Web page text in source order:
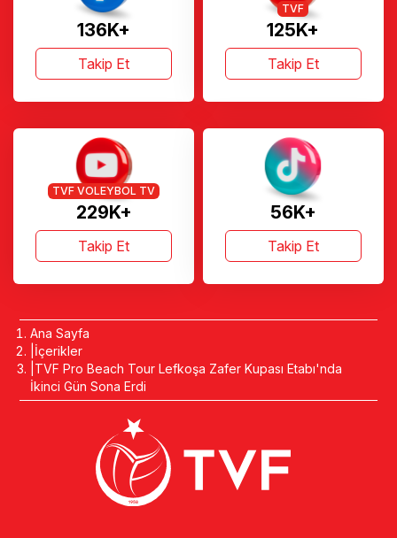
136K+
Takip Et
125K+
TVF
Takip Et
229K+
TVF VOLEYBOL TV
Takip Et
56K+
Takip Et
Ana Sayfa
İçerikler
TVF Pro Beach Tour Lefkoşa Zafer Kupası Etabı'nda
İkinci Gün Sona Erdi